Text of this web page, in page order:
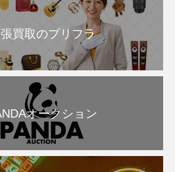
買取のプリフラ
オークション